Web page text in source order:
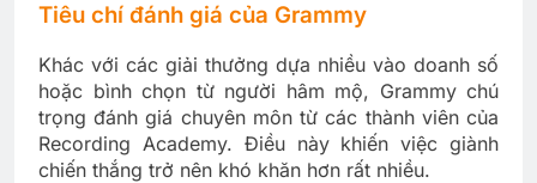
Tiêu chí đánh giá của Grammy
Khác với các giải thưởng dựa nhiều vào doanh số
hoặc bình chọn từ người hâm mộ, Grammy chú
trọng đánh giá chuyên môn từ các thành viên của
Recording Academy. Điều này khiến việc giành
chiến thắng trở nên khó khăn hơn rất nhiều.